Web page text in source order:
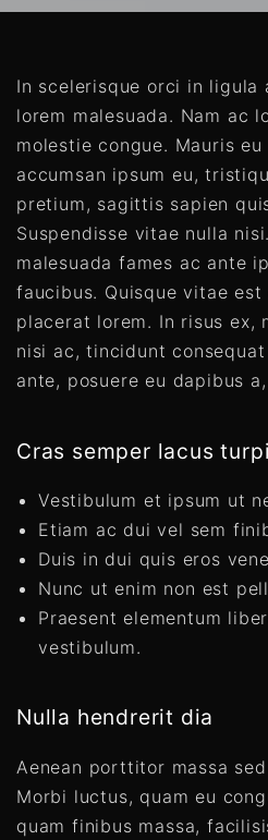
In scelerisque orci in ligula
lorem malesuada. Nam ac
molestie congue. Mauris
accumsan ipsum eu,
pretium, sagittis sapien
Suspendisse vitae nulla
malesuada fames ac ante
faucibus. Quisque vitae est
placerat lorem. In risus ex,
nisi ac, tincidunt
ante, posuere eu dapibus
Cras semper lacus
Vestibulum et ipsum ut
Etiam ac dui vel sem
Duis in dui quis eros
Nunc ut enim non est
Praesent elementum
vestibulum.
Nulla hendrerit dia
Aenean porttitor massa
Morbi luctus, quam eu
quam finibus massa,